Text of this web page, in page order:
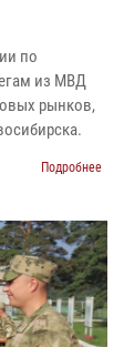
по
из МВД
рынков,
Подробнее